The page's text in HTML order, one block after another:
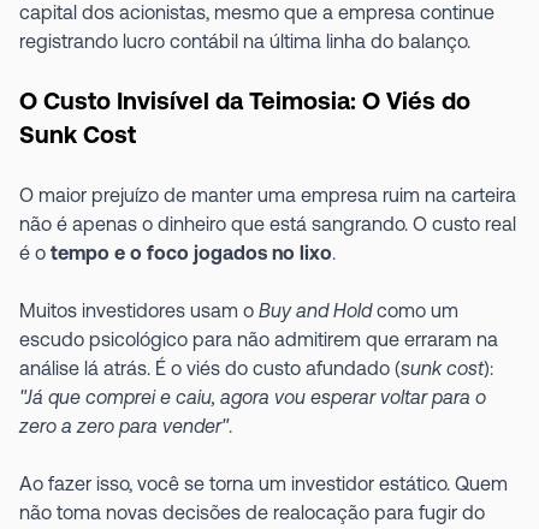
capital dos acionistas, mesmo que a empresa continue
registrando lucro contábil na última linha do balanço.
O Custo Invisível da Teimosia: O Viés do
Sunk Cost
O maior prejuízo de manter uma empresa ruim na carteira
não é apenas o dinheiro que está sangrando. O custo real
é o tempo e o foco jogados no lixo.
Muitos investidores usam o Buy and Holdcomo um
escudo psicológico para não admitirem que erraram na
análise lá atrás. É o viés do custo afundado (sunk cost):
"Já que comprei e caiu, agora vou esperar voltar para o
zero a zero para vender".
Ao fazer isso, você se torna um investidor estático. Quem
não toma novas decisões de realocação para fugir do